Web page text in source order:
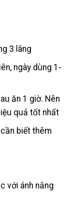
3 lâng
ngày dùng 1-
ăn 1 giờ. Nên
quả tốt nhất
biết thêm
với ánh nắng